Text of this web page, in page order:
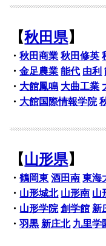
【秋田県】
・秋田商業 秋田修英
・金足農業 能代 由利
・ 大館鳳鳴 大曲工業
・ 大館国際情報学院
【山形県】
・鶴岡東 酒田南 東海
・ 山形城北 山形南 山
・ 山形学院 創学館 新
・羽黒 新庄北 九里学